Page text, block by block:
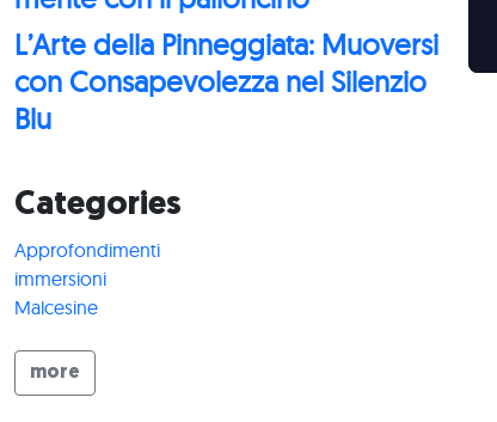
L’Arte della Pinneggiata: Muoversi
con Consapevolezza nel Silenzio
Blu
Categories
Approfondimenti
immersioni
Malcesine
more